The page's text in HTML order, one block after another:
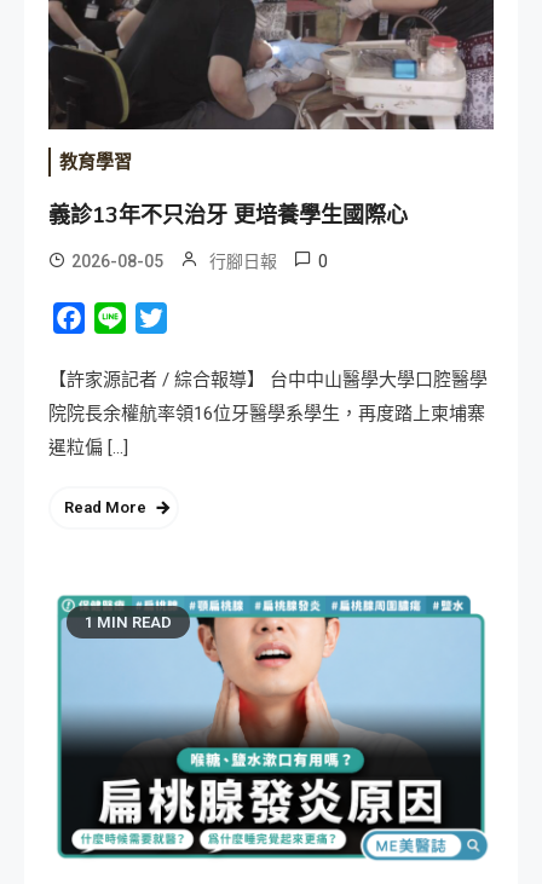
教育學習
義診13年不只治牙 更培養學生國際心
2026-08-05 行腳日報 0
Facebook
Line
【許家源記者 / 綜合報導】 台中中山醫學大學口腔醫學
院院長余權航率領16位牙醫學系學生，再度踏上柬埔寨
暹粒偏 […]
Read More
1 MIN READ